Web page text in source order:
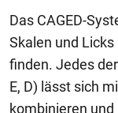
Das CAGED-
Skalen und
finden. Jedes
E, D) lässt sich
kombinieren